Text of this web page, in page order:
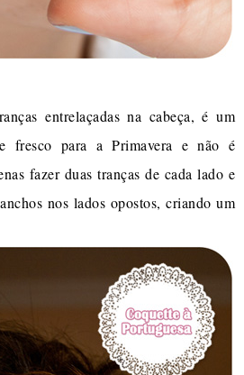
entrelaçadas na cabeça, é um
fresco para a Primavera e não é
fazer duas tranças de cada lado e
nos lados opostos, criando um